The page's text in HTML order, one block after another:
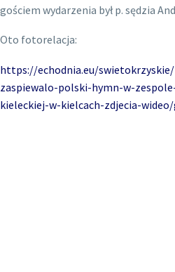
gościem wydarzenia był p. sędzia
Oto fotorelacja:
https://echodnia.eu/
zaspiewalo-polski-hymn-w-
kieleckiej-w-kielcach-zdjecia-